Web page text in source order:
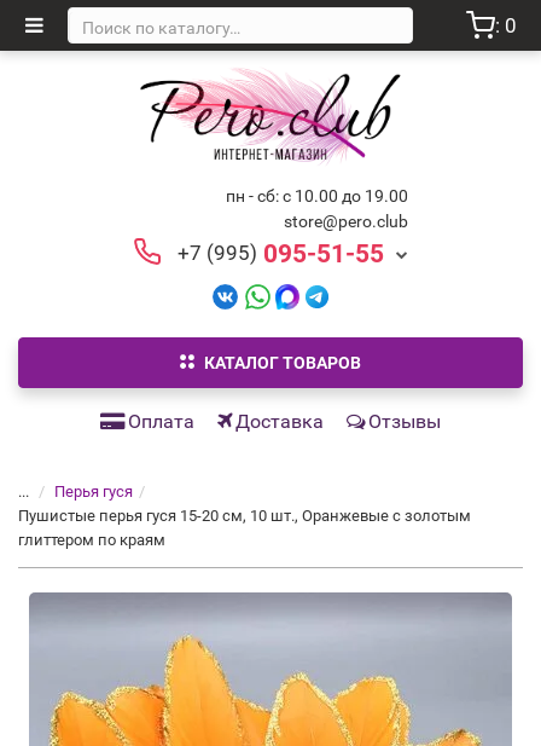
: 0
пн - сб: с 10.00 до 19.00
store@pero.club
+7 (995) 095-51-55
КАТАЛОГ ТОВАРОВ
Оплата Доставка Отзывы
...
Перья гуся
Пушистые перья гуся 15-20 см, 10 шт., Оранжевые с золотым
глиттером по краям